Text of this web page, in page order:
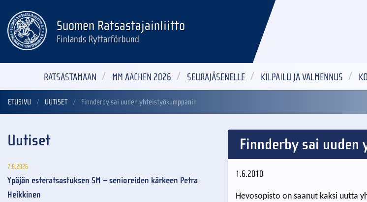
Suomen Ratsastajainliitto
Finlands Ryttarförbund
RATSASTAMAAN MM AACHEN 2026 SEURAJÄSENELLE KILPAILU JA VALMENNUS
ETUSIVU UUTISET Finnderby sai uuden yhteistyökumppanin
Finnderby sai
1.6.2010
Hevosopisto on saanut kaksi uutta
Uutiset
7.8.2026
Ypäjän esteratsastuksen SM – senioreiden kärkeen Petra
Heikkinen